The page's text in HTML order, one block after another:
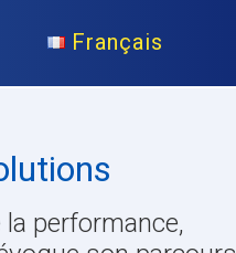
Français
performance,